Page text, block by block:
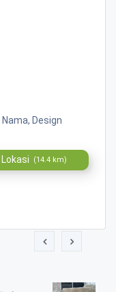
Design
Lokasi (14.4 km)